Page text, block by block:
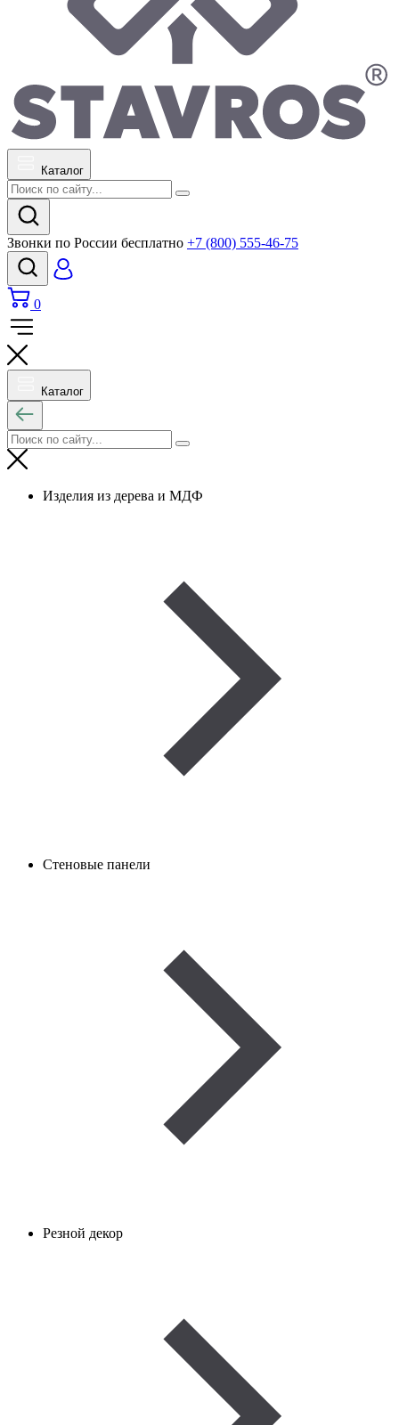
Каталог
Звонки по России бесплатно +7 (800) 555-46-75
0
Каталог
Изделия из дерева и МДФ
Стеновые панели
Резной декор